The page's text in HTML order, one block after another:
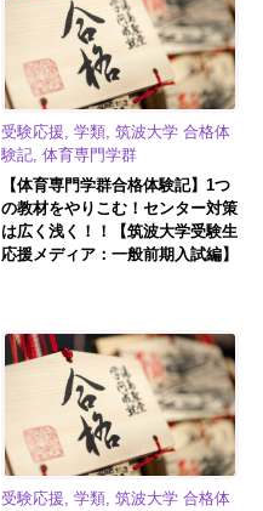
受験応援, 学類, 筑波大学 合格体
験記, 体育専門学群
【体育専門学群合格体験記】1つ
の教材をやりこむ！センター対策
は広く浅く！！【筑波大学受験生
応援メディア：一般前期入試編】
受験応援, 学類, 筑波大学 合格体